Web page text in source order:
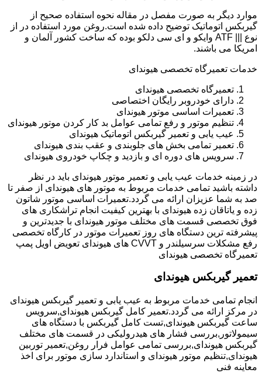
موارد دیگر به صورت مفصل در مقاله نحوه استفاده صحیح از
گیربکس اتوماتیک توضیح داده شده است.روغن مورد استفاده در از
نوع ||| ATF وایکو و ای سی دلکو بوده که ساخت کشور آلمان و
امریکا می باشند.
خدمات تعمیرگاه تخصصی هیوندای
تعمیرگاه تخصصی هیوندای
دارای خودروبر رایگان اختصاصی
تعمیرات اساسی موتور هیوندای
تنظیم موتور و رفع تمامی عوامل بد کار کردن موتور هیوندای
عیب یابی و تعمیر گیربکس اتوماتیک هیوندای
تعمیر تمامی بخش های جلوبندی و عقب بندی هیوندای
سرویس های دوره ای و بازدید و چکاپ خودروی هیوندای
در زمینه خدمات عیب یابی و تعمیر موتور هیوندای باید در نظر
داشته باشید تمامی خدمات مربوط به موتور های هیوندای از صفر تا
صد به شما عزیزان ارائه می گردد.تعمیرات اساسی موتور شاتون
زده و یاتاقان زده هیوندای با بهترین کیفیت انجام تراشکاری های
فوق تخصصی قسمت های مختلف موتور هیوندای با جدیدترین و
پیشرفته ترین دستگاه های روز تعمیرات موتور در کارگاه تخصصی
رفع مشکلات سرسیلندر و CVVT های هیوندای تعویض اویل پمپ
تعمیرگاه تخصصی هیوندای
تعمیر گیربکس هیوندای
انجام تمامی خدمات مربوط به عیب یابی و تعمیر گیربکس هیوندای
در مرکز ارائه می گردد.تعمیر کامل گیربکس هیوندای,سرویس
ساعت گیربکس هیوندای,تست کامل گیربکس با دستگاه های
سیمولاتور,بررسی فشار های هیدرولیکی در قسمت های مختلف
گیربکس هیوندای,بررسی تمامی عوامل فرار روغن,تعمیر توربین
هیوندای,تنظیم موتور هیوندای و استاندارد سازی موتور برای اخذ
معاینه فنی